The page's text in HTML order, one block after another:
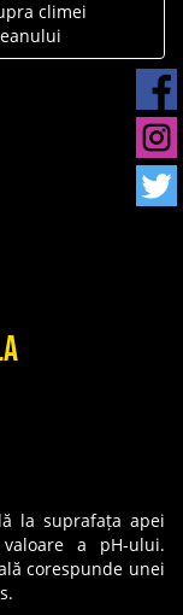
climei
la suprafața apei
a pH-ului.
corespunde unei